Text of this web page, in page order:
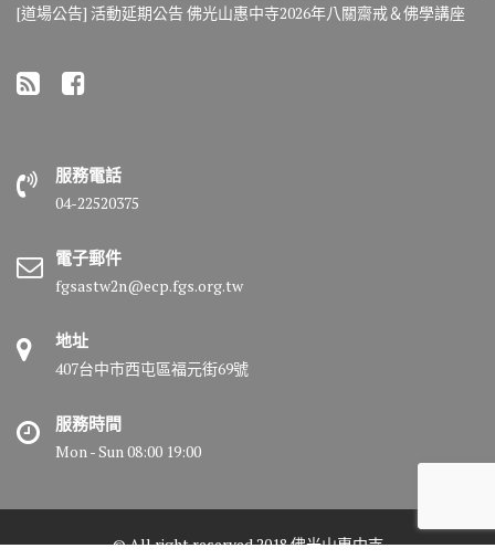
[道場公告] 活動延期公告 佛光山惠中寺2026年八關齋戒＆佛學講座
服務電話
04-22520375
電子郵件
fgsastw2n@ecp.fgs.org.tw
地址
407台中市西屯區福元街69號
服務時間
Mon - Sun 08:00 19:00
© All right reserved 2018 佛光山惠中寺